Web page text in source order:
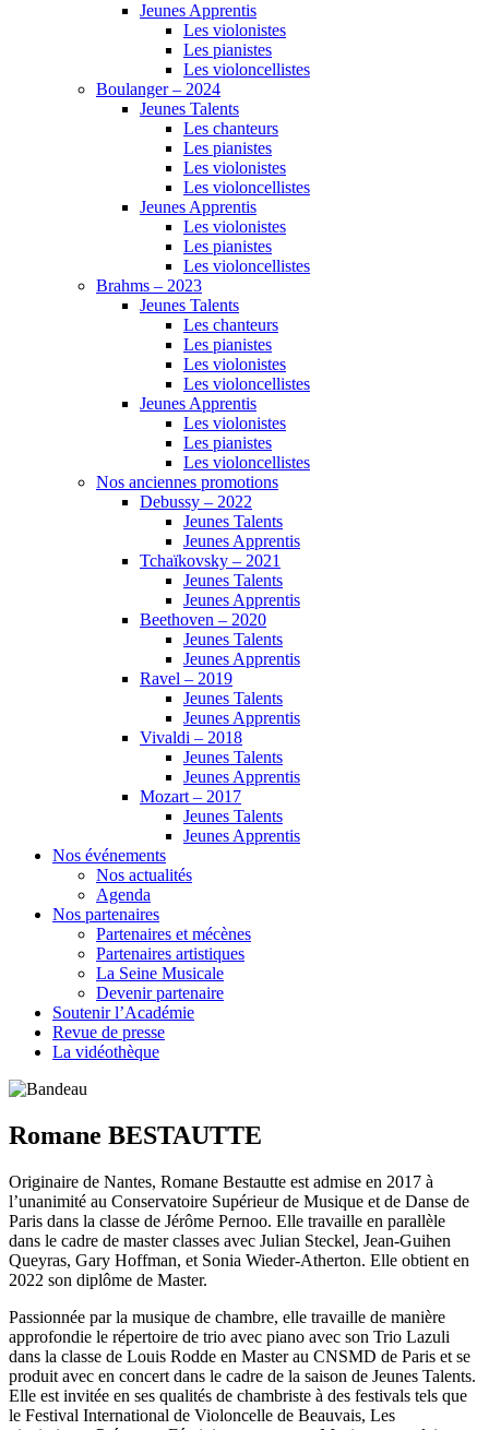
Jeunes Apprentis
Les violonistes
Les pianistes
Les violoncellistes
Boulanger – 2024
Jeunes Talents
Les chanteurs
Les pianistes
Les violonistes
Les violoncellistes
Jeunes Apprentis
Les violonistes
Les pianistes
Les violoncellistes
Brahms – 2023
Jeunes Talents
Les chanteurs
Les pianistes
Les violonistes
Les violoncellistes
Jeunes Apprentis
Les violonistes
Les pianistes
Les violoncellistes
Nos anciennes promotions
Debussy – 2022
Jeunes Talents
Jeunes Apprentis
Tchaïkovsky – 2021
Jeunes Talents
Jeunes Apprentis
Beethoven – 2020
Jeunes Talents
Jeunes Apprentis
Ravel – 2019
Jeunes Talents
Jeunes Apprentis
Vivaldi – 2018
Jeunes Talents
Jeunes Apprentis
Mozart – 2017
Jeunes Talents
Jeunes Apprentis
Nos événements
Nos actualités
Agenda
Nos partenaires
Partenaires et mécènes
Partenaires artistiques
La Seine Musicale
Devenir partenaire
Soutenir l’Académie
Revue de presse
La vidéothèque
Romane BESTAUTTE
Originaire de Nantes, Romane Bestautte est admise en 2017 à
l’unanimité au Conservatoire Supérieur de Musique et de Danse de
Paris dans la classe de Jérôme Pernoo. Elle travaille en parallèle
dans le cadre de master classes avec Julian Steckel, Jean-Guihen
Queyras, Gary Hoffman, et Sonia Wieder-Atherton. Elle obtient en
2022 son diplôme de Master.
Passionnée par la musique de chambre, elle travaille de manière
approfondie le répertoire de trio avec piano avec son Trio Lazuli
dans la classe de Louis Rodde en Master au CNSMD de Paris et se
produit avec en concert dans le cadre de la saison de Jeunes Talents.
Elle est invitée en ses qualités de chambriste à des festivals tels que
le Festival International de Violoncelle de Beauvais, Les